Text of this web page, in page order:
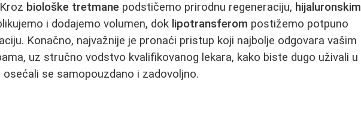
biološke tretmane podstičemo prirodnu regeneraciju, hijaluronskim
i dodajemo volumen, dok lipotransferom postižemo potpuno
Konačno, najvažnije je pronaći pristup koji najbolje odgovara vašim
uz stručno vodstvo kvalifikovanog lekara, kako biste dugo uživali u
osećali se samopouzdano i zadovoljno.